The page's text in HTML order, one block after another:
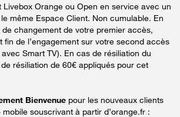
Livebox Orange ou Open en service avec un
même Espace Client. Non cumulable. En
changement de votre premier accès,
fin de l’engagement sur votre second accès
Smart TV). En cas de résiliation du
résiliation de 60€ appliqués pour cet
Bienvenue pour les nouveaux clients
souscrivant à partir d’orange.fr :